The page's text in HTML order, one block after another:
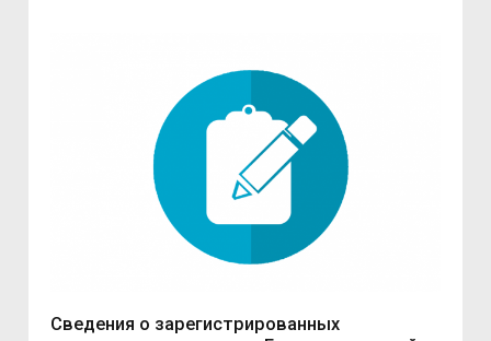
Сведения о зарегистрированных